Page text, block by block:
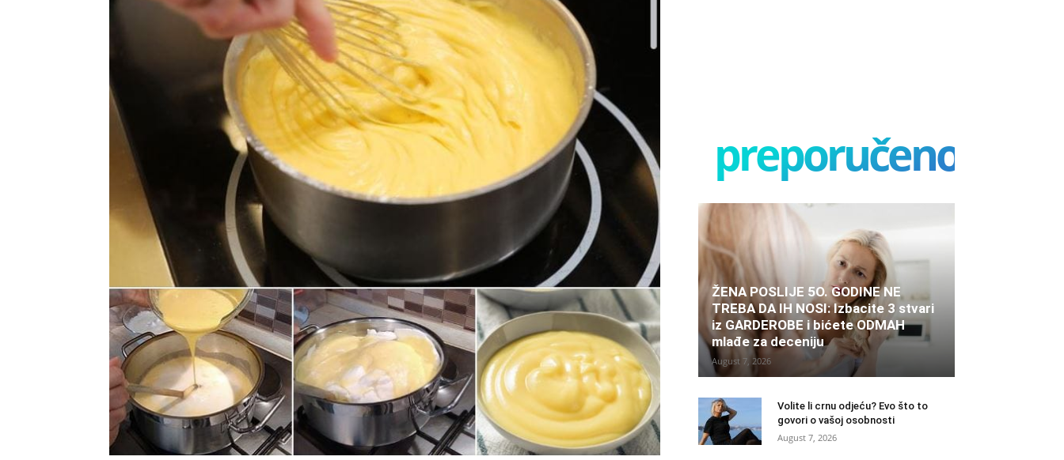
preporučeno
ŽENA POSLIJE 5O. GODINE NE
TREBA DA IH NOSI: Izbacite 3 stvari
iz GARDEROBE i bićete ODMAH
mlađe za deceniju
August 7, 2026
Volite li crnu odjeću? Evo što to
govori o vašoj osobnosti
August 7, 2026